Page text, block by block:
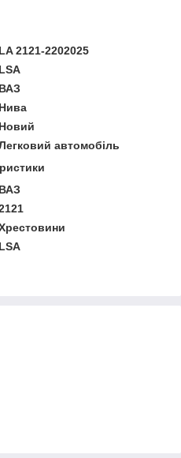
LA 2121-2202025
LSA
ВАЗ
Нива
Новий
автомобіль
ВАЗ
LSA